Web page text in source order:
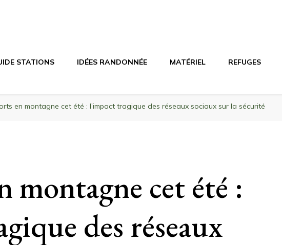
STATIONS IDÉES RANDONNÉE MATÉRIEL REFUGES
en montagne cet été : l’impact tragique des réseaux sociaux sur la sécurité
montagne cet été :
des réseaux